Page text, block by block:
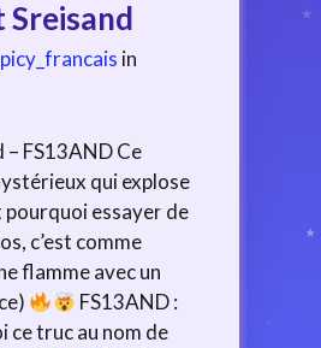
in
FS13AND Ce
qui explose
pourquoi essayer de
c’est comme
flamme avec un
FS13AND :
ce truc au nom de